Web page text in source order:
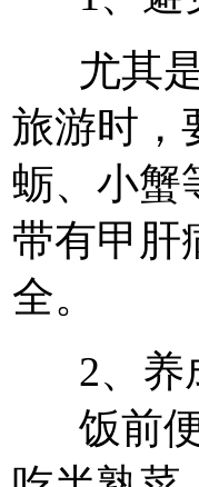
尤其是
旅游时，
蛎、小蟹
带有甲肝
全。
2、养
饭前便